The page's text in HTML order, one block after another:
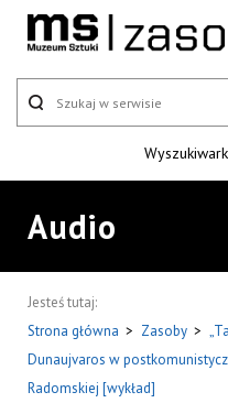
Audio
Jesteś tutaj:
Strona główna > Zasoby >
Dunaujvaros w
Radomskiej [wykład]